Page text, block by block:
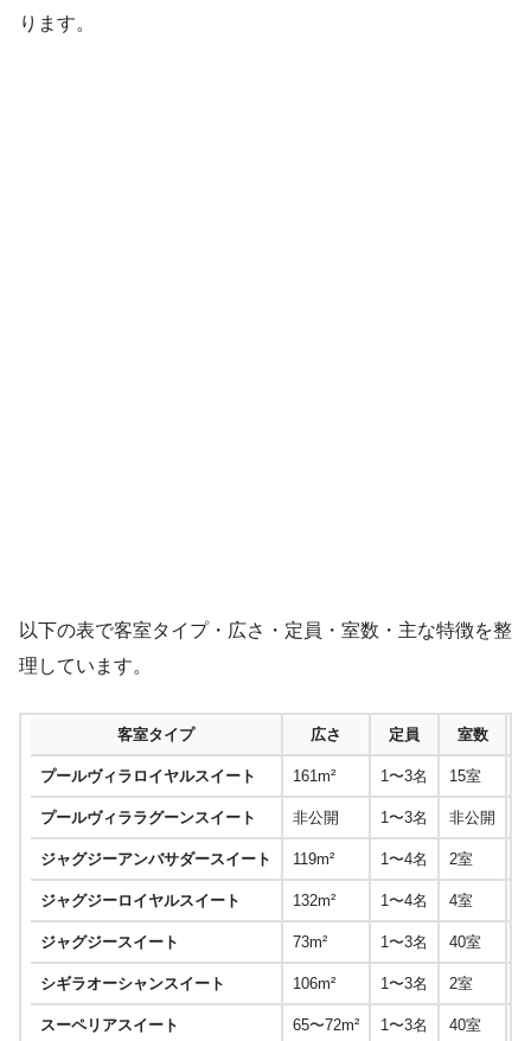
ります。
以下の表で客室タイプ・広さ・定員・室数・主な特徴を整
理しています。
客室タイプ 広さ 定員 室数
プールヴィラロイヤルスイート 161m² 1〜3名 15室
プールヴィララグーンスイート 非公開 1〜3名 非公開
ジャグジーアンバサダースイート 119m² 1〜4名 2室
ジャグジーロイヤルスイート 132m² 1〜4名 4室
ジャグジースイート 73m² 1〜3名 40室
シギラオーシャンスイート 106m² 1〜3名 2室
スーペリアスイート 65〜72m² 1〜3名 40室